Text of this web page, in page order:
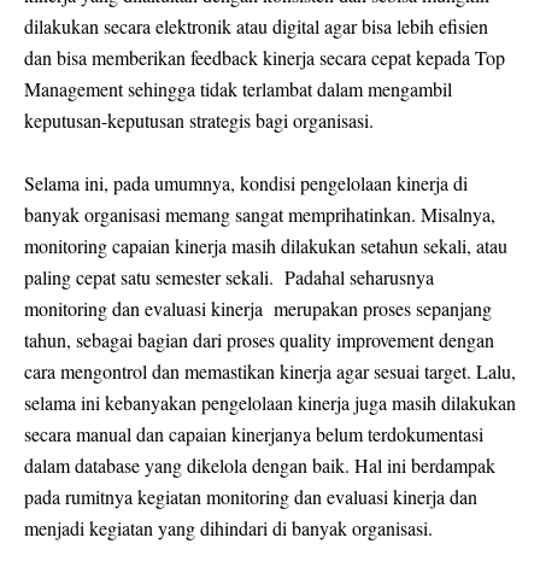
dilakukan secara elektronik atau digital agar bisa lebih efisien
dan bisa memberikan feedback kinerja secara cepat kepada Top
Management sehingga tidak terlambat dalam mengambil
keputusan-keputusan strategis bagi organisasi.
Selama ini, pada umumnya, kondisi pengelolaan kinerja di
banyak organisasi memang sangat memprihatinkan. Misalnya,
monitoring capaian kinerja masih dilakukan setahun sekali, atau
paling cepat satu semester sekali. Padahal seharusnya
monitoring dan evaluasi kinerja merupakan proses sepanjang
tahun, sebagai bagian dari proses quality improvement dengan
cara mengontrol dan memastikan kinerja agar sesuai target. Lalu,
selama ini kebanyakan pengelolaan kinerja juga masih dilakukan
secara manual dan capaian kinerjanya belum terdokumentasi
dalam database yang dikelola dengan baik. Hal ini berdampak
pada rumitnya kegiatan monitoring dan evaluasi kinerja dan
menjadi kegiatan yang dihindari di banyak organisasi.